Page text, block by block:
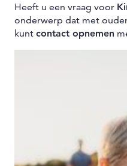
Heeft u een vraag voor
onderwerp dat met
kunt contact opnemen